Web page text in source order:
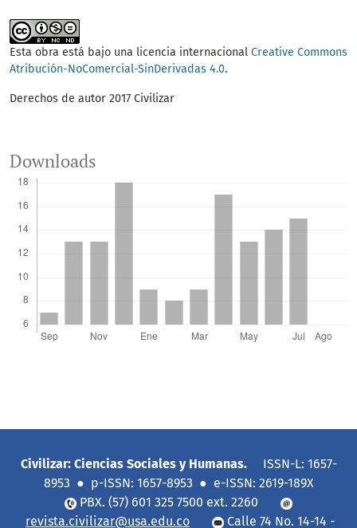
Esta obra está bajo una licencia internacional Creative Commons
Atribución-NoComercial-SinDerivadas 4.0.
Derechos de autor 2017 Civilizar
Downloads
Civilizar: Ciencias Sociales y Humanas. ISSN-L: 1657-
8953 ● p-ISSN: 1657-8953 ● e-ISSN: 2619-189X
PBX. (57) 601 325 7500 ext. 2260
revista.civilizar@usa.edu.co
Calle 74 No. 14-14 -